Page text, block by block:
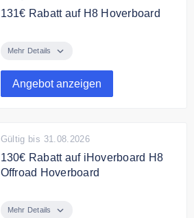
131€ Rabatt auf H8 Hoverboard
Bluetooth Hoverboard
Mehr Details
Angebot anzeigen
Gültig bis 31.08.2026
130€ Rabatt auf iHoverboard H8
Offroad Hoverboard
800W Offroad Hoverboard 8,5 Zoll
Mehr Details